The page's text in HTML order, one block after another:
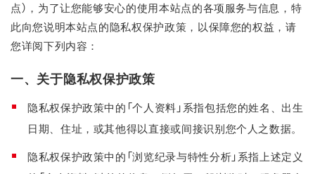
点），为了让您能够安心的使用本站点的各项服务与信息，特
此向您说明本站点的隐私权保护政策，以保障您的权益，请
您详阅下列内容：
一、关于隐私权保护政策
隐私权保护政策中的「个人资料」系指包括您的姓名、出生
日期、住址，或其他得以直接或间接识别您个人之数据。
隐私权保护政策中的「浏览纪录与特性分析」系指上述定义